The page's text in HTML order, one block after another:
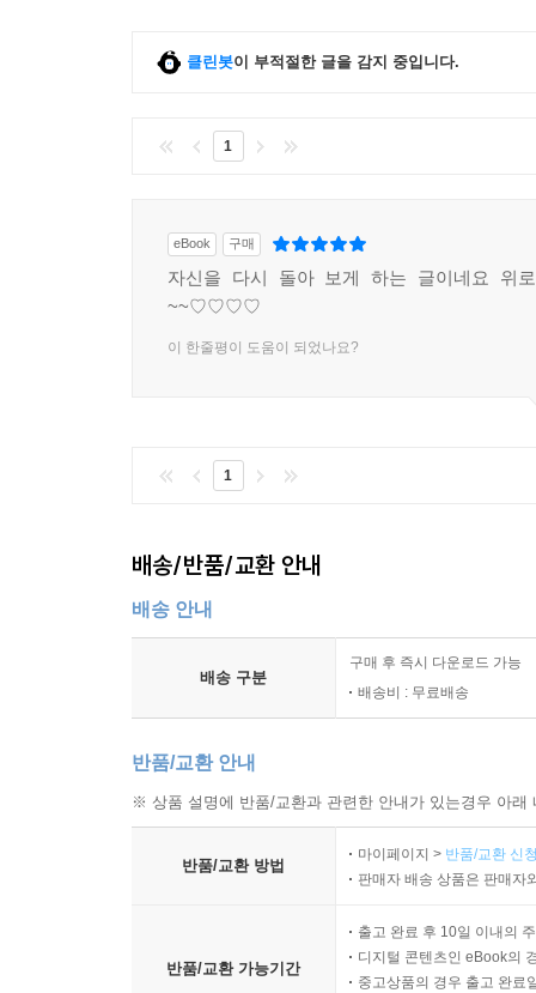
클린봇이 부적절한 글을 감지 중입니다.
1
eBook 구매
자신을 다시 돌아 보게 하는 글이네요 위
~~♡♡♡♡
이 한줄평이 도움이 되었나요?
1
배송/반품/교환 안내
배송 안내
배송 구분
구매 후 즉시 다운로드 가능
배송비 : 무료배송
반품/교환 안내
※ 상품 설명에 반품/교환과 관련한 안내가 있는경우 아
반품/교환 방법
마이페이지 > 반품/교환 신
판매자 배송 상품은 판매자
반품/교환 가능기간
출고 완료 후 10일 이내의
디지털 콘텐츠인 eBook의
중고상품의 경우 출고 완료